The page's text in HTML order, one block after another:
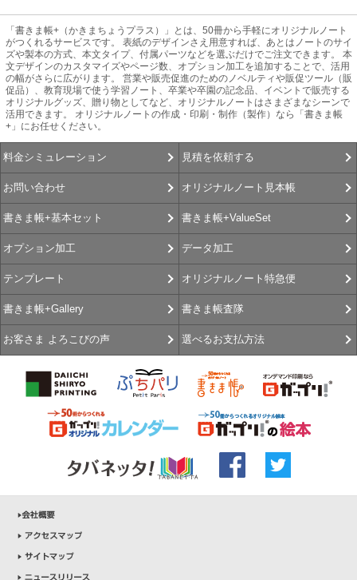
「書きま帳+（かきまちょうプラス）」とは、50冊から手軽にオリジナルノート
がつくれるサービスです。 表紙のデザインさえ用意すれば、あとはノートのサイ
ズや製本の方式、本文タイプ、付属パーツなどを選ぶだけでご注文できます。 本
文デザインのカスタマイズやページ数、オプション加工を追加することで、活用
の幅がさらに広がります。 営業や販売促進のためのノベルティや販促ツール（販
促品）、教育現場で使う学習ノート、卒業や卒園の記念品、イベントで販売する
オリジナルグッズ、贈り物としてなど、オリジナルノートはさまざまなシーンで
活用できます。 オリジナルノートの作成・印刷・制作（製作）なら「書きま帳
+」にお任せください。
料金シミュレーション 見積を依頼する
お問い合わせ オリジナルノート見本帳
書きま帳+基本セット 書きま帳+ValueSet
オプション加工 データ加工
テンプレート オリジナルノート特急便
書きま帳+Gallery 書きま帳査隊
お客さま よろこびの声 選べるお支払方法